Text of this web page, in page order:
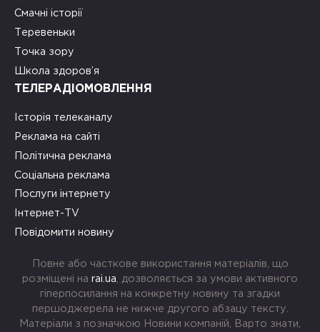
Смачні історії
Теревеньки
Точка зору
Школа здоров’я
ТЕЛЕРАДІОМОВЛЕННЯ
Історія телеканалу
Реклама на сайті
Політична реклама
Соціальна реклама
Послуги інтернету
Інтернет-TV
Повідомити новину
Повне або часткове використання матеріалів, що
розміщені на rai.ua , дозволяється за умови активного
гіперпосилання на конкретну новину та згадки
першоджерела не нижче другого абзацу тексту.
Матеріали з позначкою Новини компаній, Варто знати,